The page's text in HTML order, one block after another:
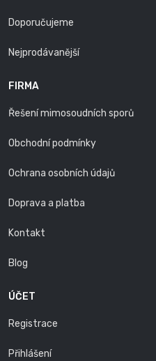
Doporučujeme
Nejprodávanější
FIRMA
Řešení mimosoudních sporů
Obchodní podmínky
Ochrana osobních údajů
Doprava a platba
Kontakt
Blog
ÚČET
Registrace
Přihlášení